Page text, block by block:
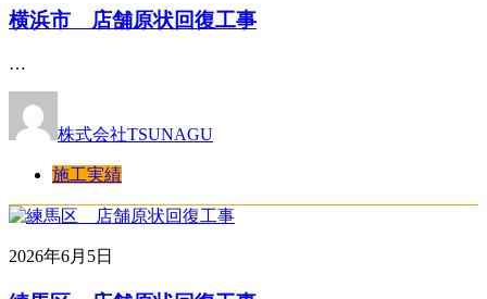
横浜市 店舗原状回復工事
…
株式会社TSUNAGU
施工実績
2026年6月5日